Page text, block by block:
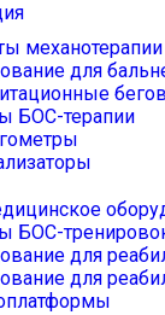
механотерапии
для
БОС-терапии
БОС-
для
для